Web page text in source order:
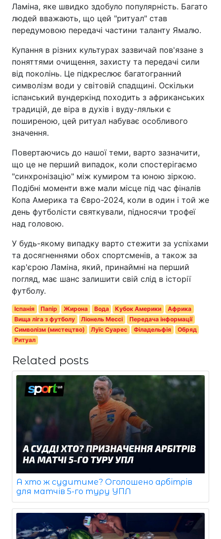
Ламіна, яке швидко здобуло популярність. Багато
людей вважають, що цей "ритуал" став
передумовою передачі частини таланту Ямалю.
Купання в різних культурах зазвичай пов'язане з
поняттями очищення, захисту та передачі сили
від поколінь. Це підкреслює багатогранний
символізм води у світовій спадщині. Оскільки
іспанський вундеркінд походить з африканських
традицій, де віра в духів і вуду-ляльки є
поширеною, цей ритуал набуває особливого
значення.
Повертаючись до нашої теми, варто зазначити,
що це не перший випадок, коли спостерігаємо
"синхронізацію" між кумиром та юною зіркою.
Подібні моменти вже мали місце під час фіналів
Копа Америка та Євро-2024, коли в один і той же
день футболісти святкували, підносячи трофеї
над головою.
У будь-якому випадку варто стежити за успіхами
та досягненнями обох спортсменів, а також за
кар'єрою Ламіна, який, принаймні на перший
погляд, має шанс залишити свій слід в історії
футболу.
Іспанія Папір Жирона Вода Кубок Америки
Африка
Вища ліга з футболу
Ліонель Мессі
Передача інформації
Символізм (мистецтво)
Луїс Суарес Філадельфія
Обряд
Ритуал
Related posts
А хто ж судитиме? Оголошено арбітрів
для матчів 5-го туру УПЛ